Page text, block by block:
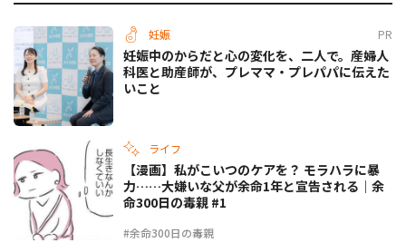
妊娠 PR
妊娠中のからだと心の変化を、二人で。産婦人
科医と助産師が、プレママ・プレパパに伝えた
いこと
ライフ
#余命300日の毒親
【漫画】私がこいつのケアを？ モラハラに暴
力……大嫌いな父が余命1年と宣告される｜余
命300日の毒親 #1